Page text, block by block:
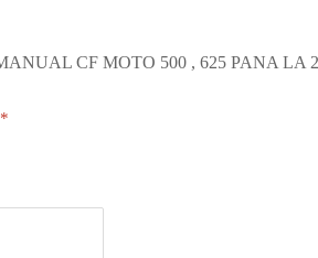
CF MOTO 500 , 625 PANA LA
*